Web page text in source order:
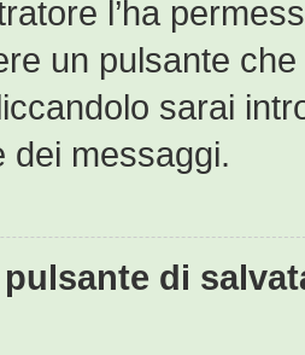
l’ha
un pulsante
sarai
dei messaggi.
pulsante di